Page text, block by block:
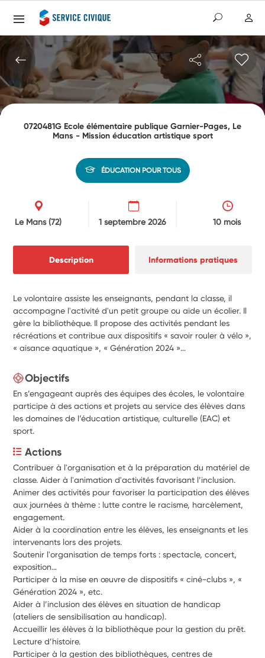
0720481G Ecole élémentaire publique Garnier-Pages, Le
Mans - Mission éducation artistique sport
ÉDUCATION POUR TOUS
Le Mans(72) 1 septembre 2026 10 mois
Description Informations pratiques
Le volontaire assiste les enseignants, pendant la classe, il
accompagne l'activité d'un petit groupe ou aide un écolier. Il
gère la bibliothèque. Il propose des activités pendant les
récréations et contribue aux dispositifs « savoir rouler à vélo »,
« aisance aquatique », « Génération 2024 »…
Objectifs
En s’engageant auprès des équipes des écoles, le volontaire
participe à des actions et projets au service des élèves dans
les domaines de l’éducation artistique, culturelle (EAC) et
sport.
Actions
Contribuer à l'organisation et à la préparation du matériel de
classe. Aider à l'animation d'activités favorisant l’inclusion.
Animer des activités pour favoriser la participation des élèves
aux journées à thème : lutte contre le racisme, harcèlement,
engagement.
Aider à la coordination entre les élèves, les enseignants et les
Soutenir l'organisation de temps forts : spectacle, concert,
exposition…
Participer à la mise en œuvre de dispositifs « ciné-clubs », «
Génération 2024 », etc.
Aider à l’inclusion des élèves en situation de handicap
(ateliers de sensibilisation au handicap).
Accueillir les élèves à la bibliothèque pour la gestion du prêt.
Lecture d’histoire.
Participer à la gestion des bibliothèques, centres de